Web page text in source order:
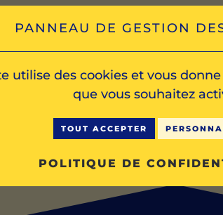
PANNEAU DE GESTION
utilise des cookies et vous
que vous souhaitez
TOUT ACCEPTER
POLITIQUE DE